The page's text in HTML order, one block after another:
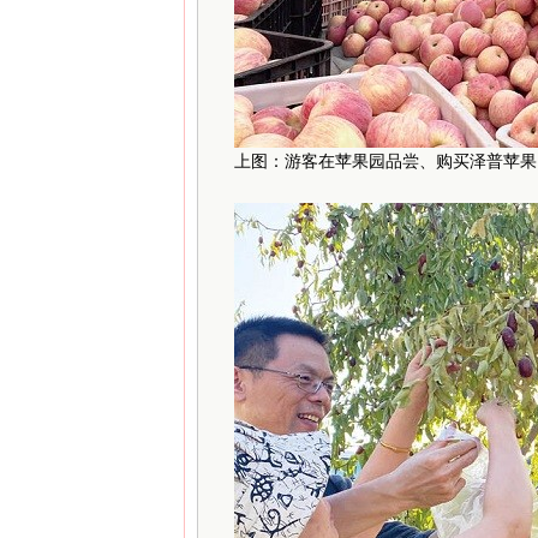
上图：游客在苹果园品尝、购买泽普苹